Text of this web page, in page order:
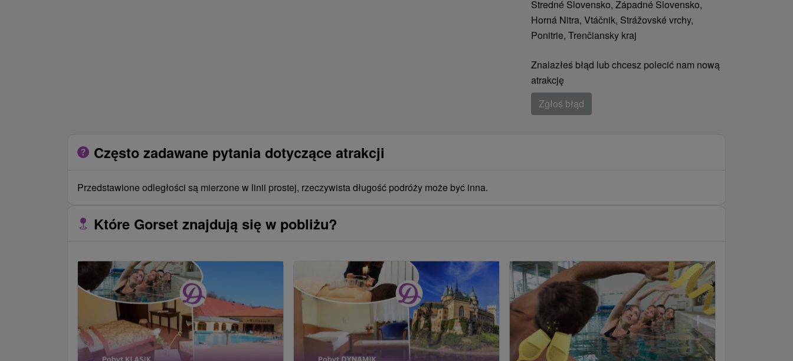
Stredné Slovensko, Západné Slovensko,
Horná Nitra, Vtáčnik, Strážovské vrchy,
Ponitrie, Trenčiansky kraj
Znalazłeś błąd lub chcesz polecić nam nową
atrakcję
Zgłoś błąd
Często zadawane pytania dotyczące atrakcji
Przedstawione odległości są mierzone w linii prostej, rzeczywista długość podróży może być inna.
Które Gorset znajdują się w pobliżu?